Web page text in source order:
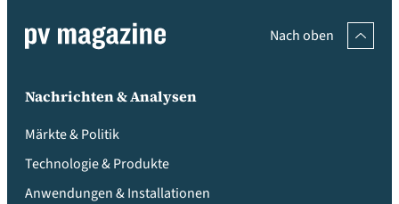
Nach oben
Nachrichten & Analysen
Märkte & Politik
Technologie & Produkte
Anwendungen & Installationen